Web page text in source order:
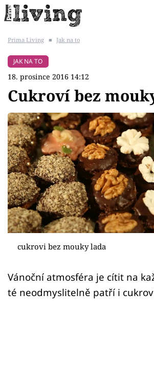
BYDLENÍ SLAVNÝCH
Témata
Bydlení
Zahrada
Design
Sledujte prima+
Prima Living ■ Jak na to
JAK NA TO
18. prosince 2016 14:12
Cukroví bez
cukrovi bez mouky lada
Vánoční atmosféra je cítit na
té neodmyslitelně patří i